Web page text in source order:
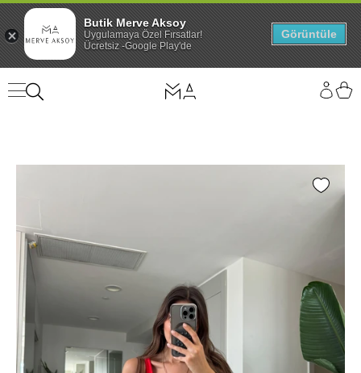
Butik Merve Aksoy
Uygulamaya Özel Fırsatlar!
Ücretsiz -Google Play'de
Görüntüle